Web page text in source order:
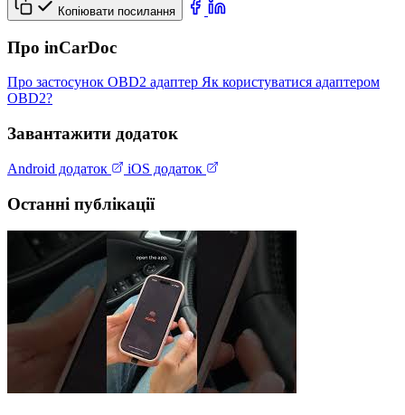
Копіювати посилання
Про inCarDoc
Про застосунок OBD2 адаптер Як користуватися адаптером
OBD2?
Завантажити додаток
Android додаток iOS додаток
Останні публікації